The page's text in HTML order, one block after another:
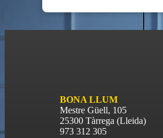
BONA LLUM
Mestre Güell, 105
25300 Tàrrega (Lleida)
973 312 305